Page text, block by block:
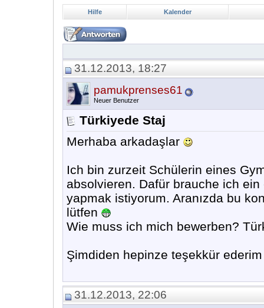
Hilfe Kalender
31.12.2013, 18:27
pamukprenses61
Neuer Benutzer
Türkiyede Staj
Merhaba arkadaşlar
Ich bin zurzeit Schülerin eines
absolvieren. Dafür brauche ich
yapmak istiyorum. Aranızda bu
lütfen
Wie muss ich mich bewerben?
Şimdiden hepinze teşekkür
31.12.2013, 22:06